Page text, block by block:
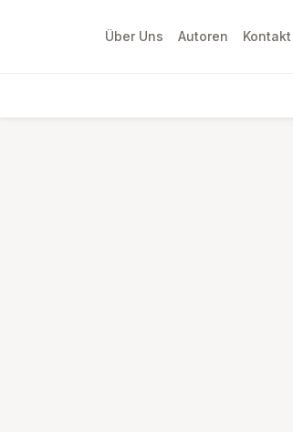
Über Uns Autoren Kontakt